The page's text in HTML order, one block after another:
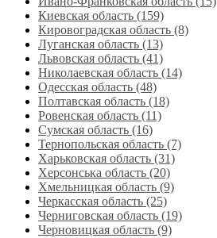
Киевская область (159)
Кировоградская область (8)
Луганская область‎ (13)
Львовская область‎ (41)
Николаевская область‎ (14)
Одесская область‎ (48)
Полтавская область (18)
Ровенская область‎ (11)
Сумская область‎ (16)
Тернопольская область‎ (7)
Харьковская область‎ (31)
Херсонська область‎ (20)
Хмельницкая область‎ (9)
Черкасская область‎ (25)
Черниговская область (19)
Черновицкая область (9)